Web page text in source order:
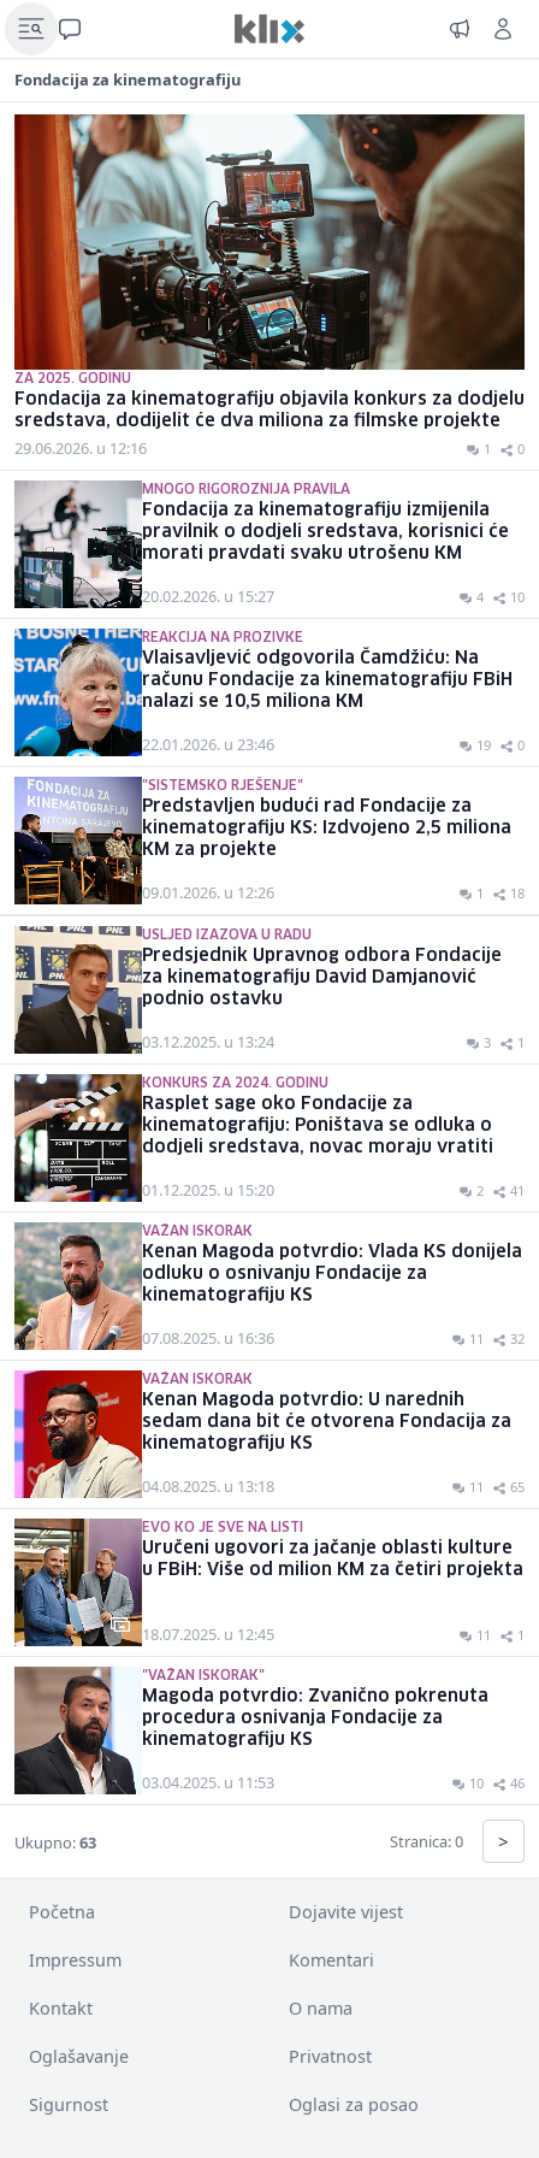
Fondacija za kinematografiju
ZA 2025. GODINU
Fondacija za kinematografiju objavila konkurs za dodjelu
sredstava, dodijelit će dva miliona za filmske projekte
29.06.2026. u 12:16 1 0
MNOGO RIGOROZNIJA PRAVILA
Fondacija za kinematografiju izmijenila
pravilnik o dodjeli sredstava, korisnici će
morati pravdati svaku utrošenu KM
20.02.2026. u 15:27 4 10
REAKCIJA NA PROZIVKE
Vlaisavljević odgovorila Čamdžiću: Na
računu Fondacije za kinematografiju FBiH
nalazi se 10,5 miliona KM
22.01.2026. u 23:46 19 0
"SISTEMSKO RJEŠENJE"
Predstavljen budući rad Fondacije za
kinematografiju KS: Izdvojeno 2,5 miliona
KM za projekte
09.01.2026. u 12:26 1 18
USLJED IZAZOVA U RADU
Predsjednik Upravnog odbora Fondacije
za kinematografiju David Damjanović
podnio ostavku
03.12.2025. u 13:24 3 1
KONKURS ZA 2024. GODINU
Rasplet sage oko Fondacije za
kinematografiju: Poništava se odluka o
dodjeli sredstava, novac moraju vratiti
01.12.2025. u 15:20 2 41
VAŽAN ISKORAK
Kenan Magoda potvrdio: Vlada KS donijela
odluku o osnivanju Fondacije za
kinematografiju KS
07.08.2025. u 16:36 11 32
VAŽAN ISKORAK
Kenan Magoda potvrdio: U narednih
sedam dana bit će otvorena Fondacija za
kinematografiju KS
04.08.2025. u 13:18 11 65
EVO KO JE SVE NA LISTI
Uručeni ugovori za jačanje oblasti kulture
u FBiH: Više od milion KM za četiri projekta
18.07.2025. u 12:45 11 1
"VAŽAN ISKORAK"
Magoda potvrdio: Zvanično pokrenuta
procedura osnivanja Fondacije za
kinematografiju KS
03.04.2025. u 11:53 10 46
Ukupno:63 Stranica: 0 >
Početna Dojavite vijest
Impressum Komentari
Kontakt O nama
Oglašavanje Privatnost
Sigurnost Oglasi za posao